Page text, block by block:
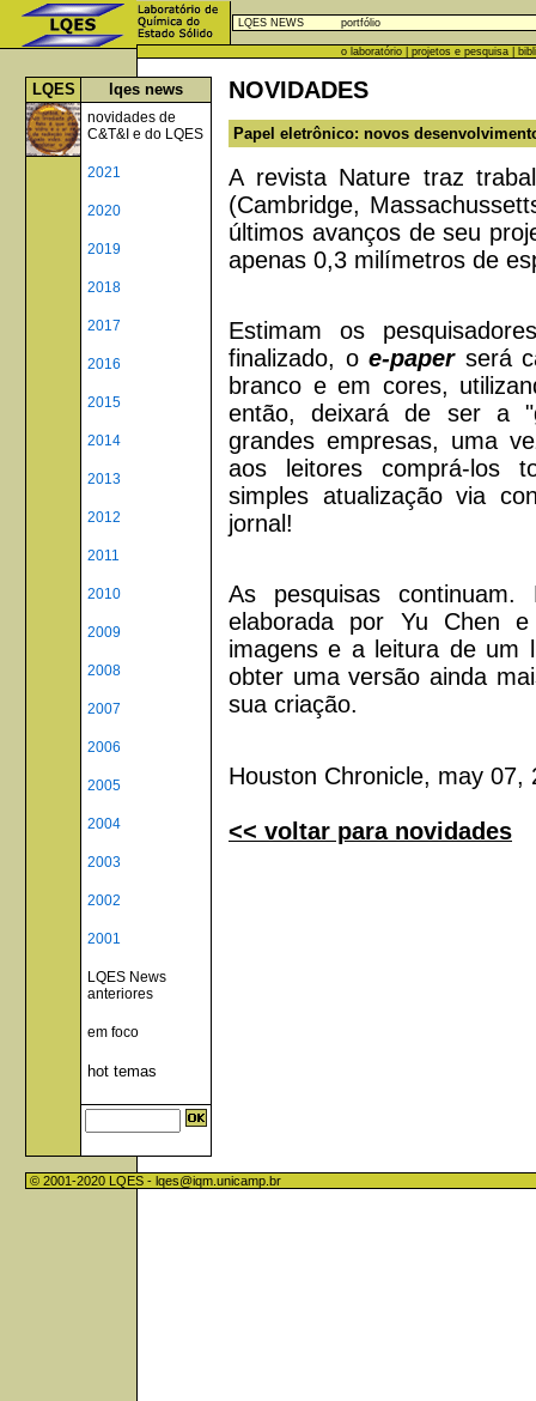
LQES NEWS portfólio
o laboratório projetos e pesquisa
LQES lqes news
novidades de
C&T&I e do LQES
2021
2020
2019
2018
2017
2016
2015
2014
2013
2012
2011
2010
2009
2008
2007
2006
2005
2004
2003
2002
2001
LQES News
anteriores
em foco
hot temas
NOVIDADES
Papel eletrônico: novos
A revista Nature traz
(Cambridge,
últimos avanços de seu
apenas 0,3 milímetros de
Estimam os
finalizado, o e-paperserá
branco e em cores,
então, deixará de ser a
grandes empresas, uma
aos leitores comprá-los
simples atualização via
jornal!
As pesquisas
elaborada por Yu Chen
imagens e a leitura de um
obter uma versão ainda
sua criação.
Houston Chronicle, may
<< voltar para novidades
© 2001-2020 LQES - lqes@iqm.unicamp.br